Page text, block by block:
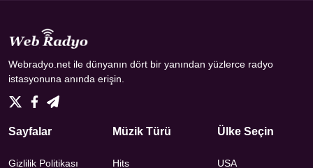
Webradyo.net ile dünyanın dört bir yanından yüzlerce radyo
istasyonuna anında erişin.
Sayfalar
Gizlilik Politikası
Müzik Türü
Hits
Ülke Seçin
USA